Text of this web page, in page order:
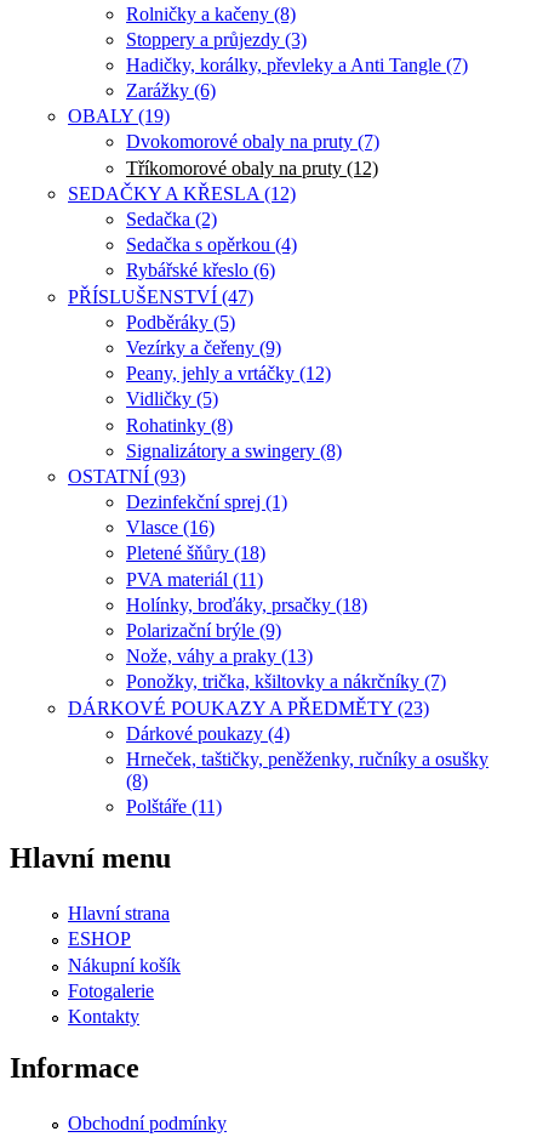
Rolničky a kačeny (8)
Stoppery a průjezdy (3)
Hadičky, korálky, převleky a Anti Tangle (7)
Zarážky (6)
OBALY (19)
Dvokomorové obaly na pruty (7)
Tříkomorové obaly na pruty (12)
SEDAČKY A KŘESLA (12)
Sedačka (2)
Sedačka s opěrkou (4)
Rybářské křeslo (6)
PŘÍSLUŠENSTVÍ (47)
Podběráky (5)
Vezírky a čeřeny (9)
Peany, jehly a vrtáčky (12)
Vidličky (5)
Rohatinky (8)
Signalizátory a swingery (8)
OSTATNÍ (93)
Dezinfekční sprej (1)
Vlasce (16)
Pletené šňůry (18)
PVA materiál (11)
Holínky, broďáky, prsačky (18)
Polarizační brýle (9)
Nože, váhy a praky (13)
Ponožky, trička, kšiltovky a nákrčníky (7)
DÁRKOVÉ POUKAZY A PŘEDMĚTY (23)
Dárkové poukazy (4)
Hrneček, taštičky, peněženky, ručníky a osušky
(8)
Polštáře (11)
Hlavní menu
Hlavní strana
ESHOP
Nákupní košík
Fotogalerie
Kontakty
Informace
Obchodní podmínky